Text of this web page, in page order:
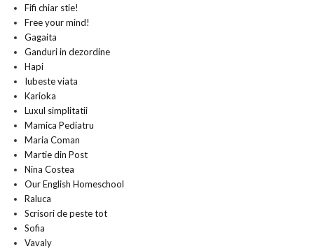
Fifi chiar stie!
Free your mind!
Gagaita
Ganduri in dezordine
Hapi
Iubeste viata
Karioka
Luxul simplitatii
Mamica Pediatru
Maria Coman
Martie din Post
Nina Costea
Our English Homeschool
Raluca
Scrisori de peste tot
Sofia
Vavaly